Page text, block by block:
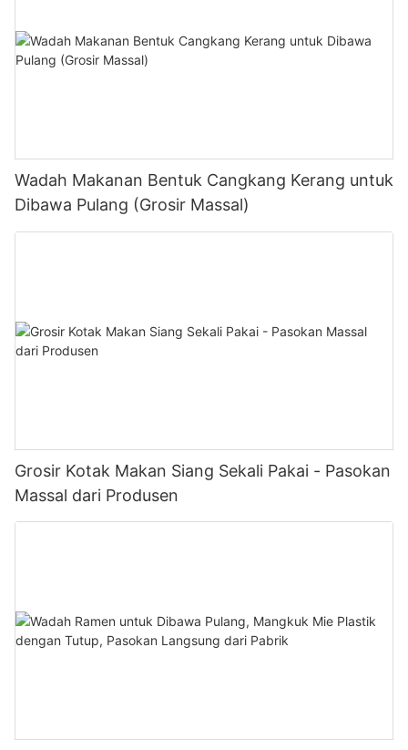
Wadah Makanan Bentuk Cangkang Kerang untuk
Dibawa Pulang (Grosir Massal)
Grosir Kotak Makan Siang Sekali Pakai - Pasokan
Massal dari Produsen